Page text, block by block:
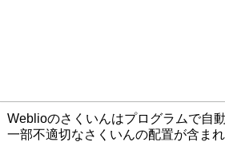
Weblioのさくいんはプログラムで自
一部不適切なさくいんの配置が含ま